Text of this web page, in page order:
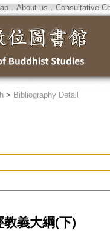
．About us ． Consultative
> Bibliography Detail
教義大綱(下)